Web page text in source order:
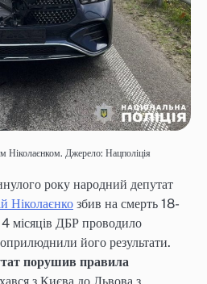
Ніколаєнком. Джерело: Нацполіція
року народний депутат
Ніколаєнко збив на смерть 18-
місяців ДБР проводило
оприлюднили його результати.
порушив правила